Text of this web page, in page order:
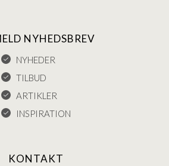
NYHEDSBREV
NYHEDER
TILBUD
ARTIKLER
INSPIRATION
KONTAKT